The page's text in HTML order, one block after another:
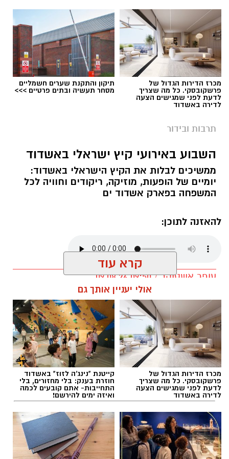
תגים:התזמורת האנדלוסית הישראלית אשדוד
במופע סליחות מיוחד לימים הנוראים, נפגשות
התזמורת האנדלוסית הישראלית
הסליחות, לתפילה ולשירים שנולדו מתוך המסורת
הישראלי.
המופע משלב פיוטי סליחות עתיקים לצד
קלאסיקות ישראליות ושירים בני זמננו, בעיבודים
האנדלוסית, המוזיקה הים־תיכונית והצליל
בין בית הכנסת לבמת הקונצרטים, ובין הפיוט
העתיק לשיר הישראלי, נחשף הקשר המוזיקלי
העמוק שממשיך להדהד גם היום. זהו מופע המעניק
מקום של כבוד למסורת חיה, המתחדשת בכל דור
וממשיכה לעצב את פס הקול של החברה
הישראלית.
מכרז הדירות הגדול של
פרשקובסקי. כל מה שצריך
לדעת לפני שמגישים הצעה
לדירה באשדוד
תיקון והתקנת שערים חשמליים
מסחר תעשיה ובתים פרטיים >>>
תרבות ובידור
השבוע באירועי קיץ ישראלי באשדוד
ממשיכים לבלות את הקיץ הישראלי באשדוד:
יומיים של הופעות, מוזיקה, ריקודים וחוויה לכל
המשפחה בפארק אשדוד ים
להאזנה לתוכן:
עופר אשטוקר / 09:50 09.08.26
תגים:קיץ ישראלי באשדוד
קרא עוד
אולי יעניין אותך גם
מכרז הדירות הגדול של
פרשקובסקי. כל מה שצריך
לדעת לפני שמגישים הצעה
לדירה באשדוד
קייטנת "נינג'ה לזוז" באשדוד
חוזרת בענק: בלי מחזורים, בלי
התחייבות- אתם קובעים לכמה
ואיזה ימים להירשם!